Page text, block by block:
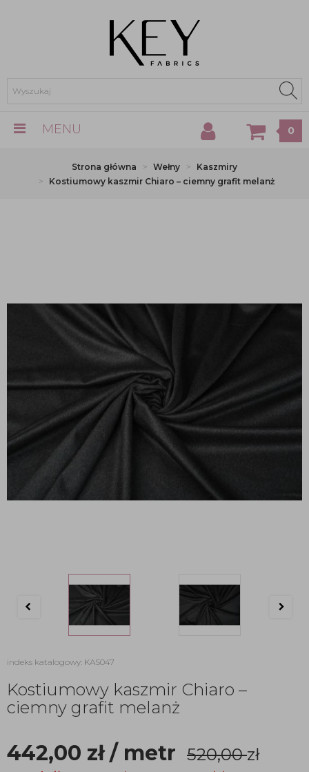
MENU 0
Strona główna Wełny
Kaszmiry
Kostiumowy kaszmir Chiaro – ciemny grafit melanż
indeks katalogowy: KAS047
Kostiumowy kaszmir Chiaro –
ciemny grafit melanż
442,00 zł/ metr 520,00zł